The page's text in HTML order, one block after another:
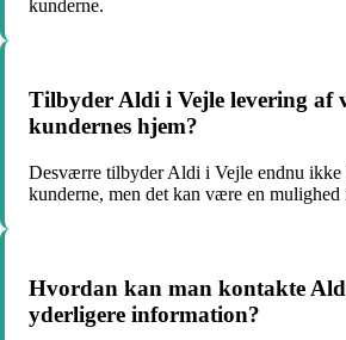
kunderne.
Tilbyder Aldi i Vejle levering af
kundernes hjem?
Desværre tilbyder Aldi i Vejle endnu ikke
kunderne, men det kan være en mulighed
Hvordan kan man kontakte
yderligere information?